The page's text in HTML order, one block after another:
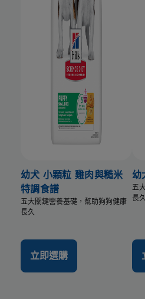
幼犬 小顆粒 雞肉與糙米
特調食譜
五大關鍵營養基礎，幫助狗狗健康
長久
立即選購
幼
五
長久